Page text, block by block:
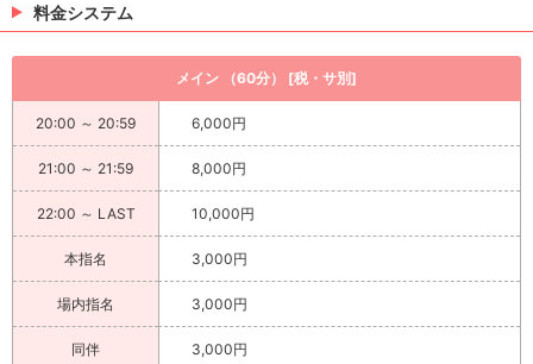
料金システム
メイン （60分） [税・サ別]
20:00 ～ 20:59 6,000円
21:00 ～ 21:59 8,000円
22:00 ～ LAST 10,000円
本指名 3,000円
場内指名 3,000円
同伴 3,000円